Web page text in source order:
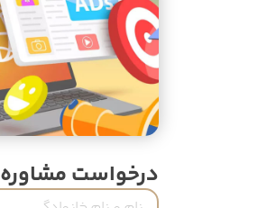
درخواست مشاوره
نام